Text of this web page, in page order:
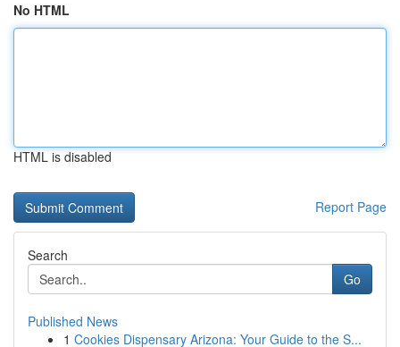
No HTML
HTML is disabled
Report Page
Search
Go
Published News
1 Cookies Dispensary Arizona: Your Guide to the S...